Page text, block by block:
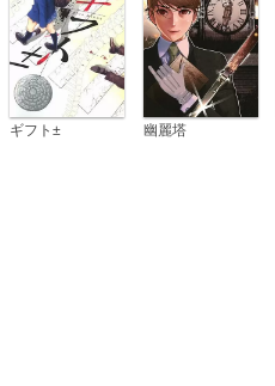
ギフト± 幽麗塔